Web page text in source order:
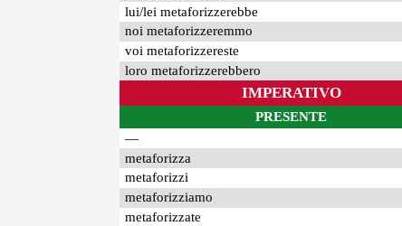
lui/lei metaforizzerebbe
noi metaforizzeremmo
voi metaforizzereste
loro metaforizzerebbero
IMPERATIVO
PRESENTE
—
metaforizza
metaforizzi
metaforizziamo
metaforizzate